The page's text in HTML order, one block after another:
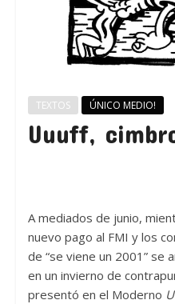
TEXTOS ÚNICO MEDIO!
Uuuff,
A mediados de junio,
nuevo pago al FMI y los
de “se viene un 2001” se
en un invierno de
presentó en el Moderno